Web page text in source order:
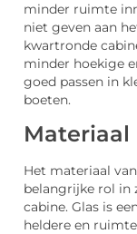
minder ruimte
niet geven aan
kwartronde
minder hoekige
goed passen in
boeten.
Materiaal
Het materiaal
belangrijke rol in
cabine. Glas is
heldere en